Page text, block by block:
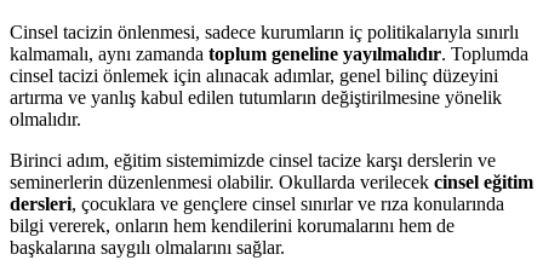
Cinsel tacizin önlenmesi, sadece kurumların iç politikalarıyla sınırlı
kalmamalı, aynı zamanda toplum geneline yayılmalıdır. Toplumda
cinsel tacizi önlemek için alınacak adımlar, genel bilinç düzeyini
artırma ve yanlış kabul edilen tutumların değiştirilmesine yönelik
olmalıdır.
Birinci adım, eğitim sistemimizde cinsel tacize karşı derslerin ve
seminerlerin düzenlenmesi olabilir. Okullarda verilecek cinsel eğitim
dersleri, çocuklara ve gençlere cinsel sınırlar ve rıza konularında
bilgi vererek, onların hem kendilerini korumalarını hem de
başkalarına saygılı olmalarını sağlar.